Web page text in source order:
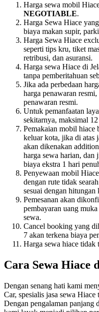
Harga sewa mobil
NEGOTIABLE.
Harga Sewa Hiace
biaya makan supir,
Harga Sewa Hiace
seperti tips kru, tiket
retribusi, dan asuransi.
Harga sewa Hiace di
tanpa pemberitahuan
Jika ada perbedaan
harga penawaran
penawaran resmi.
Untuk pemanfaatan
sekitarnya, maksimal
Pemakaian mobil hiace
keluar kota, jika di atas
akan dikenakan
harga sewa harian, dan
biaya ekstra 1 hari
Penyewaan mobil
dengan rute tidak
sesuai dengan hitungan
Pemesanan akan
pembayaran uang
sewa.
Cancel booking yang
7 akan terkena biaya
Harga sewa hiace tidak
Cara Sewa Hiace
Dengan senang hati kami
Car, spesialis jasa sewa
Dengan pengalaman panjang